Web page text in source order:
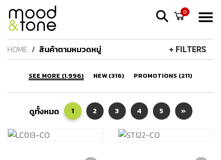
0
HOME สินค้าตามหมวดหมู่ + FILTERS
SEE MORE (1,996) NEW (316) PROMOTIONS (211)
ดูทั้งหมด 1 2 3 4 5 »